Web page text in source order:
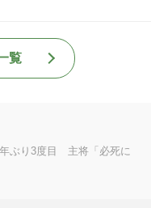
覧
ぶり3度目 主将「必死に